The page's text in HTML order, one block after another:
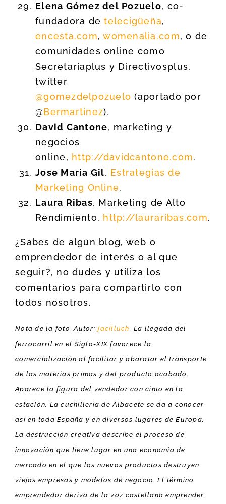
Elena Gómez del Pozuelo, co-
fundadora detelecigüeña,
encesta.com,womenalia.com, o de
comunidades online como
Secretariaplus y Directivosplus,
twitter
@gomezdelpozuelo (aportado por
@Bermartinez).
David Cantone, marketing y
negocios
online, http://davidcantone.com.
Jose Maria Gil, Estrategias de
Marketing Online.
Laura Ribas, Marketing de Alto
Rendimiento, http://lauraribas.com.
¿Sabes de algún blog, web o
emprendedor de interés o al que
seguir?, no dudes y utiliza los
comentarios para compartirlo con
todos nosotros.
Nota de la foto. Autor:jacilluch. La llegada del
ferrocarril en el Siglo-XIX favorece la
comercialización al facilitar y abaratar el transporte
de las materias primas y del producto acabado.
Aparece la figura del vendedor con cinto en la
estación. La cuchillería de Albacete se da a conocer
así en toda España y en diversos lugares de Europa.
La destrucción creativa describe el proceso de
innovación que tiene lugar en una economía de
mercado en el que los nuevos productos destruyen
viejas empresas y modelos de negocio. El término
emprendedor deriva de la voz castellana emprender,